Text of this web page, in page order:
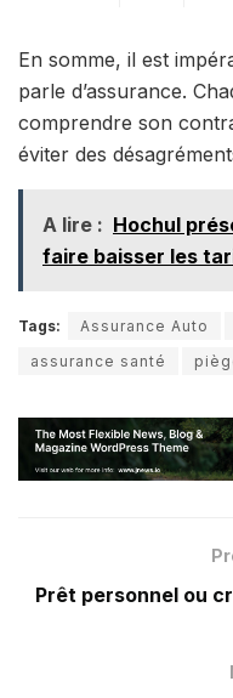
En somme, il est
parle d’assurance.
comprendre son
éviter des
A lire : Hochul
faire baisser les
Tags: Assurance Auto
assurance santé
Prêt personnel ou